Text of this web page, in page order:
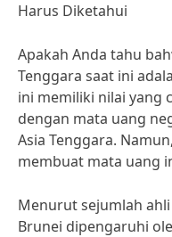
Harus Diketahui
Apakah Anda tahu
Tenggara saat ini
ini memiliki nilai yang
dengan mata uang
Asia Tenggara.
membuat mata uang
Menurut sejumlah
Brunei dipengaruhi